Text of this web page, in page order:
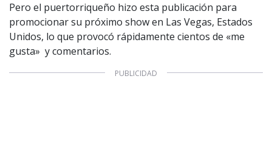
Pero el puertorriqueño hizo esta publicación para
promocionar su próximo show en Las Vegas, Estados
Unidos, lo que provocó rápidamente cientos de «me
gusta» y comentarios.